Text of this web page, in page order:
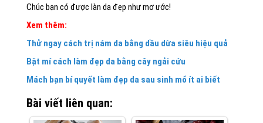
Chúc bạn có được làn da đẹp như mơ ước!
Xem thêm:
Thử ngay cách trị nám da bằng dầu dừa siêu hiệu quả
Bật mí cách làm đẹp da bằng cây ngải cứu
Mách bạn bí quyết làm đẹp da sau sinh mổ ít ai biết
Bài viết liên quan: